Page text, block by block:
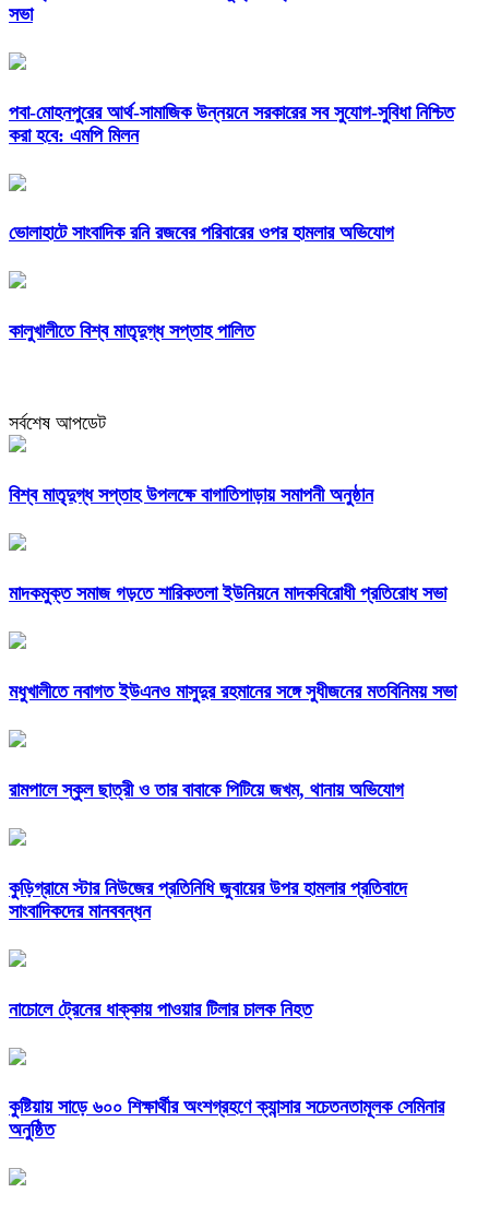
সভা
পবা-মোহনপুরের আর্থ-সামাজিক উন্নয়নে সরকারের সব সুযোগ-সুবিধা নিশ্চিত
করা হবে: এমপি মিলন
ভোলাহাটে সাংবাদিক রনি রজবের পরিবারের ওপর হামলার অভিযোগ
কালুখালীতে বিশ্ব মাতৃদুগ্ধ সপ্তাহ পালিত
সর্বশেষ আপডেট
বিশ্ব মাতৃদুগ্ধ সপ্তাহ উপলক্ষে বাগাতিপাড়ায় সমাপনী অনুষ্ঠান
মাদকমুক্ত সমাজ গড়তে শারিকতলা ইউনিয়নে মাদকবিরোধী প্রতিরোধ সভা
মধুখালীতে নবাগত ইউএনও মাসুদুর রহমানের সঙ্গে সুধীজনের মতবিনিময় সভা
রামপালে স্কুল ছাত্রী ও তার বাবাকে পিটিয়ে জখম, থানায় অভিযোগ
কুড়িগ্রামে স্টার নিউজের প্রতিনিধি জুবায়ের উপর হামলার প্রতিবাদে
সাংবাদিকদের মানববন্ধন
নাচোলে ট্রেনের ধাক্কায় পাওয়ার টিলার চালক নিহত
কুষ্টিয়ায় সাড়ে ৬০০ শিক্ষার্থীর অংশগ্রহণে ক্যান্সার সচেতনতামূলক সেমিনার
অনুষ্ঠিত